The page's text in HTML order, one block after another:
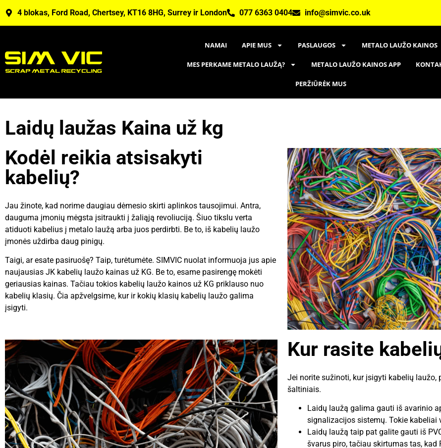
4 blokas, Ford Road, Chertsey, KT16 8HG, Surrey ir London 077 6363 0404 info@simvic.co.uk
NAMAI APIE MUS PASLAUGOS METALO LAUŽO KAINOS
MES PERKAME METALO LAUŽĄ? METALO LAUŽO KAINOS APP
PERŽIŪRĖK MUS
Laidų laužas Kaina už kg
Kodėl reikia atsisakyti
kabelių?
Jau žinote, kad norime daugiau dėmesio skirti aplinkos tausojimui. Antra,
dauguma įmonių mėgsta įsitraukti į žaliąją revoliuciją. Šiuo tikslu verta
atiduoti kabelius į metalo laužą arba juos perdirbti. Be to, iš kabelių laužo
įmonės uždirba daug pinigų.
Taigi, ar esate pasiruošę? Taip, turėtumėte. SIMVIC nuolat informuoja jus apie
naujausias JK kabelių laužo kainas už KG. Be to, esame pasirengę mokėti
geriausias kainas. Tačiau tokios kabelių laužo kainos už KG priklauso nuo
kabelių klasių. Čia apžvelgsime, kur ir kokių klasių kabelių laužo galima
įsigyti.
Kur rasite
Jei norite sužinoti, kur įsigyti kabelių
šaltiniais.
Laidų laužą galima gauti iš avarinio
signalizacijos sistemų. Tokie kabeliai
Laidų laužą taip pat galite gauti iš
švarus piro, tačiau skirtumas tas, kad